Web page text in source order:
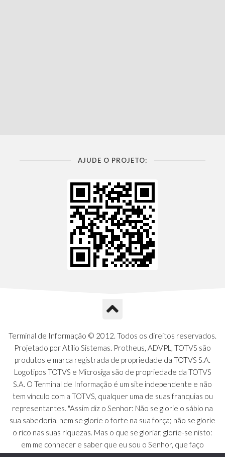
AJUDE O PROJETO:
Terminal de Informação © 2012. Todos os direitos reservados.
Projetado por Atilio Sistemas. Protheus, ADVPL, TOTVS são
produtos e marca registrada de propriedade da TOTVS S.A.
Logotipos TOTVS e Microsiga são de propriedade da TOTVS
S.A. O Terminal de Informação é um site independente e não
tem vínculo com a TOTVS, qualquer uma de suas franquias ou
representantes. "Assim diz o Senhor: Não se glorie o sábio na
sua sabedoria, nem se glorie o forte na sua força; não se glorie
o rico nas suas riquezas. Mas o que se gloriar, glorie-se nisto:
em me conhecer e saber que eu sou o Senhor, que faço